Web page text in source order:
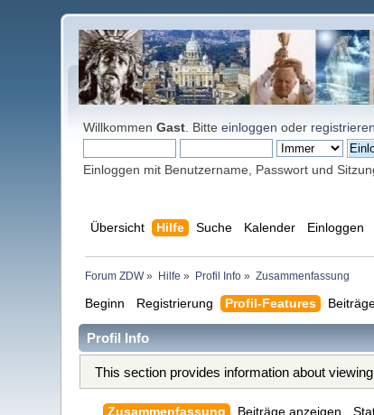
WillkommenGast . Bitteeinloggen oder registrieren
Einloggen mit Benutzername, Passwort und
Übersicht Hilfe Suche Kalender Einloggen
Forum ZDW» Hilfe » Profil Info» Zusammenfassung
Beginn Registrierung Profil-Features
Profil Info
This section provides information about
Zusammenfassung Beiträge anzeigen